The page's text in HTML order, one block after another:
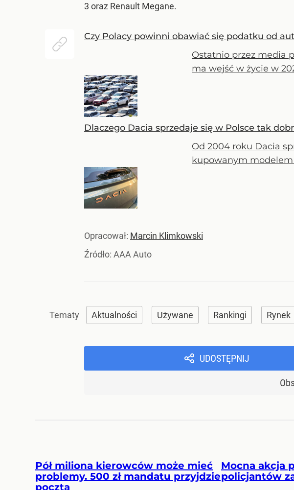
3 oraz Renault Megane.
Czy Polacy powinni obawiać się podatku od
Ostatnio przez media
ma wejść w życie w
Dlaczego Dacia sprzedaje się w Polsce tak
Od 2004 roku Dacia
kupowanym modelem
Opracował: Marcin Klimkowski
Źródło: AAA Auto
Aktualności Używane Rankingi Rynek
UDOSTĘPNIJ
Pół miliona kierowców może mieć
problemy. 500 zł mandatu przyjdzie
pocztą
Mocna akcja
policjantów